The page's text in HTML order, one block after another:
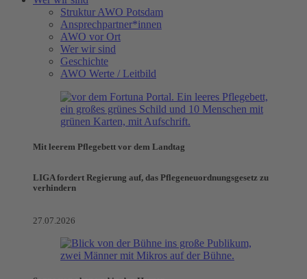
Struktur AWO Potsdam
Ansprechpartner*innen
AWO vor Ort
Wer wir sind
Geschichte
AWO Werte / Leitbild
Mit leerem Pflegebett vor dem Landtag
LIGA fordert Regierung auf, das Pflegeneuordnungsgesetz zu
verhindern
27.07.2026